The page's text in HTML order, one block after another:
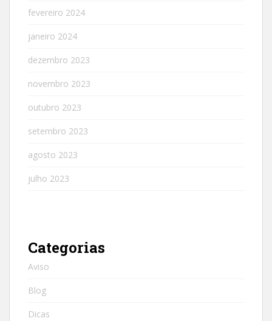
fevereiro 2024
janeiro 2024
dezembro 2023
novembro 2023
outubro 2023
setembro 2023
agosto 2023
julho 2023
Categorias
Aviso
Blog
Dicas